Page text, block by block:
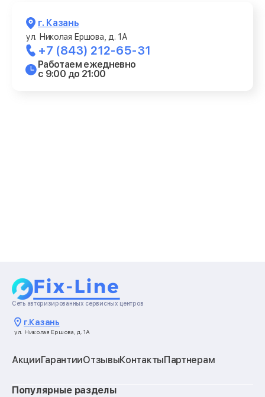
г. Казань
ул. Николая Ершова, д. 1А
+7 (843) 212-65-31
Работаем ежедневно
с 9:00 до 21:00
Сеть авторизированных сервисных центров
г.Казань
ул. Николая Ершова, д. 1А
АкцииГарантииОтзывыКонтактыПартнерам
Популярные разделы